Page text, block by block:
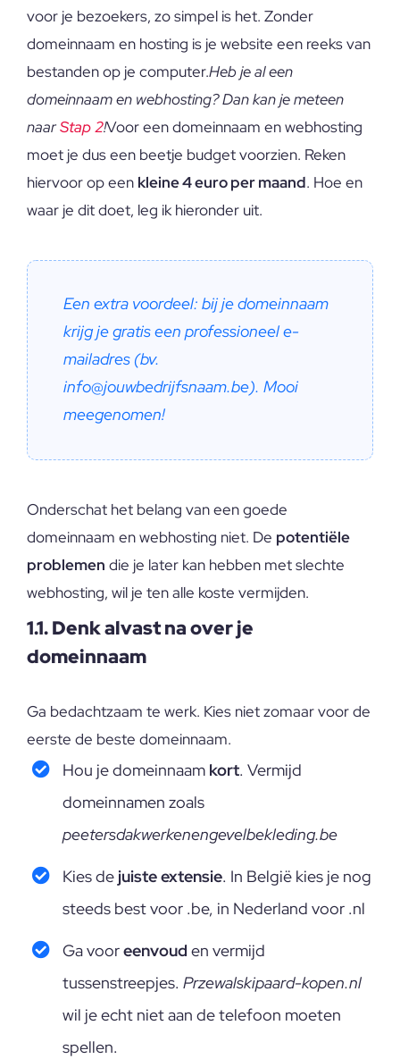
voor je bezoekers, zo simpel is het. Zonder
domeinnaam en hosting is je website een reeks van
bestanden op je computer.Heb je al een
domeinnaam en webhosting? Dan kan je meteen
naarStap 2!Voor een domeinnaam en webhosting
moet je dus een beetje budget voorzien. Reken
hiervoor op een kleine 4 euro per maand. Hoe en
waar je dit doet, leg ik hieronder uit.
Een extra voordeel: bij je domeinnaam
krijg je gratis een professioneel e-
mailadres (bv.
info@jouwbedrijfsnaam.be). Mooi
meegenomen!
Onderschat het belang van een goede
domeinnaam en webhosting niet. De potentiële
problemen die je later kan hebben met slechte
webhosting, wil je ten alle koste vermijden.
1.1. Denk alvast na over je
domeinnaam
Ga bedachtzaam te werk. Kies niet zomaar voor de
eerste de beste domeinnaam.
Hou je domeinnaam kort. Vermijd
domeinnamen zoals
peetersdakwerkenengevelbekleding.be
Kies de juiste extensie. In België kies je nog
steeds best voor .be, in Nederland voor .nl
Ga vooreenvouden vermijd
tussenstreepjes. Przewalskipaard-kopen.nl
wil je echt niet aan de telefoon moeten
spellen.